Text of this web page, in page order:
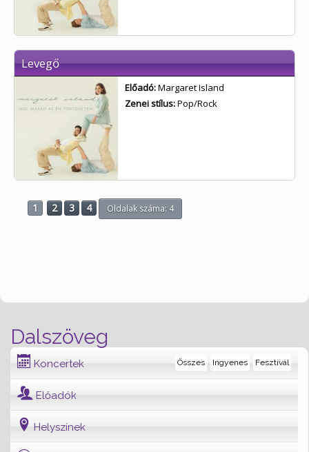
Dalszöveg
Koncertek Fesztivál
Ingyenes
Összes
Előadók
Helyszínek
Levegő
Előadó:Margaret Island
Zenei stílus:Pop/Rock
1 2 3 4 Oldalak száma: 4